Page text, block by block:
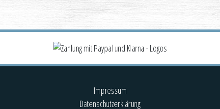
Impressum
Datenschutzerklärung